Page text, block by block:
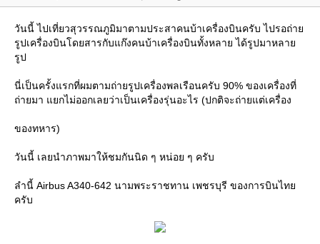
วันนี้ ไปเที่ยวสุวรรณภูมิมาตามประสาคนบ้าเครื่องบินครับ ไปรอถ่า
รูปเครื่องบินโดยสารกับแก๊งคนบ้าเครื่องบินทั้งหลาย ได้รูปมาหลา
รูป
นี่เป็นครั้งแรกที่ผมตามถ่ายรูปเครื่องพลเรือนครับ 90% ของเครื่องที่
ถ่ายมา แยกไม่ออกเลยว่าเป็นเครื่องรุ่นอะไร (ปกติจะถ่ายแต่เครื่อง
ของทหาร)
วันนี้ เลยนำภาพมาให้ชมกันนิด ๆ หน่อย ๆ ครับ
ลำนี้ Airbus A340-642 นามพระราชทาน เพชรบุรี ของการบินไท
ครับ